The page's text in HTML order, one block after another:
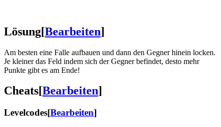
Lösung[Bearbeiten]
Am besten eine Falle aufbauen und dann den Gegner hinein locken.
Je kleiner das Feld indem sich der Gegner befindet, desto mehr
Punkte gibt es am Ende!
Cheats[Bearbeiten]
Levelcodes[Bearbeiten]